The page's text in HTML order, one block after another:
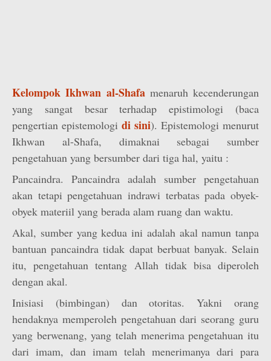
Kelompok Ikhwan al-Shafamenaruh kecenderungan
yang sangat besar terhadap epistimologi (baca
pengertian epistemologi di sini). Epistemologi menurut
Ikhwan al-Shafa, dimaknai sebagai sumber
pengetahuan yang bersumber dari tiga hal, yaitu :
Pancaindra. Pancaindra adalah sumber pengetahuan
akan tetapi pengetahuan indrawi terbatas pada obyek-
obyek materiil yang berada alam ruang dan waktu.
Akal, sumber yang kedua ini adalah akal namun tanpa
bantuan pancaindra tidak dapat berbuat banyak. Selain
itu, pengetahuan tentang Allah tidak bisa diperoleh
dengan akal.
Inisiasi (bimbingan) dan otoritas. Yakni orang
hendaknya memperoleh pengetahuan dari seorang guru
yang berwenang, yang telah menerima pengetahuan itu
dari imam, dan imam telah menerimanya dari para